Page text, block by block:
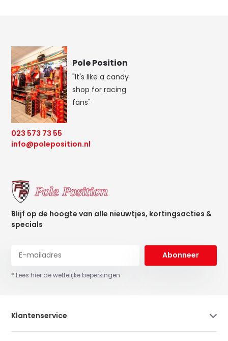
Pole Position
"It's like a candy
shop for racing
fans"
023 573 73 55
info@poleposition.nl
Blijf op de hoogte van alle nieuwtjes, kortingsacties &
specials
Abonneer
* Lees hier de wettelijke beperkingen
Klantenservice